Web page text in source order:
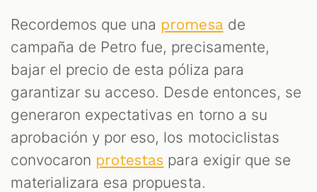
Recordemos que una promesade
campaña de Petro fue, precisamente,
bajar el precio de esta póliza para
garantizar su acceso. Desde entonces, se
generaron expectativas en torno a su
aprobación y por eso, los motociclistas
convocaron protestas para exigir que se
materializara esa propuesta.